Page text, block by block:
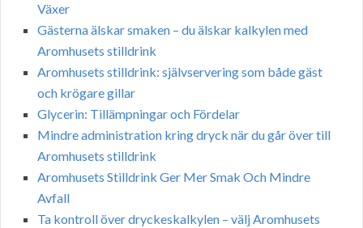
Växer
Gästerna älskar smaken – du älskar kalkylen med
Aromhusets stilldrink
Aromhusets stilldrink: självservering som både gäst
och krögare gillar
Glycerin: Tillämpningar och Fördelar
Mindre administration kring dryck när du går över till
Aromhusets stilldrink
Aromhusets Stilldrink Ger Mer Smak Och Mindre
Avfall
Ta kontroll över dryckeskalkylen – välj Aromhusets